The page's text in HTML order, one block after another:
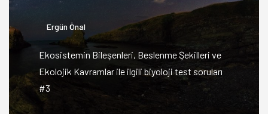
Ergün Önal
Ekosistemin Bileşenleri, Beslenme Şekilleri ve
Ekolojik Kavramlar ile ilgili biyoloji test soruları
#3